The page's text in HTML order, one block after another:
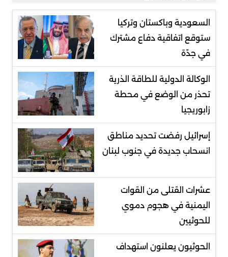
السعودية وباكستان وتركيا
ستوقع اتفاقية دفاع مشترك
في جدّة
الوكالة الدولية للطاقة الذرية
تحذر من الوضع في محطة
زابوريجيا
إسرائيل رفضت تحديد مناطق
انسحاب جديدة في جنوب لبنان
عشرات القتلى من القوات
اليمنية في هجوم دموي
للحوثيين
الحوثيون يعلنون استهداف